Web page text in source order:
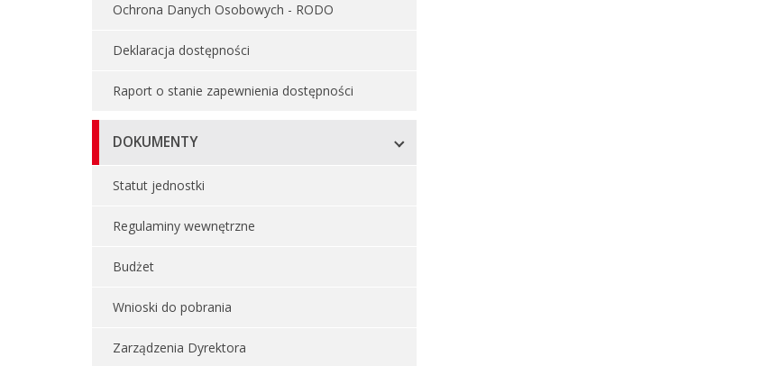
Ochrona Danych Osobowych - RODO
Deklaracja dostępności
Raport o stanie zapewnienia dostępności
DOKUMENTY
Statut jednostki
Regulaminy wewnętrzne
Budżet
Wnioski do pobrania
Zarządzenia Dyrektora